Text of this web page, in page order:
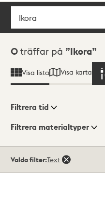
Sök
Sökresultat
0 träffar på Ikora
Visa lista Visa karta
Visningsläge
Filtrera tid
Filtrera materialtyper
träffar
Valda filter:Text